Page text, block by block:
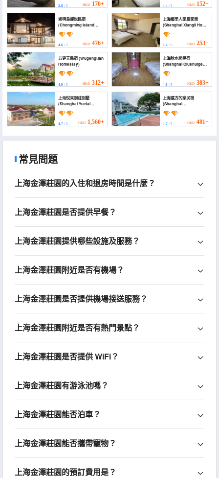
2.8 / 5 HKD 170+ 4.4/ 5 HKD 152+
崇明島蟬悅民宿
(Chongming Island
Chanyue Homestay)
4.6 / 5 HKD 476+
上海鄉里人家農家樂
(Shanghai Xiangli Home
Farmhouse)
3.4/ 5 HKD 253+
五更天民宿 (Wugengtian
Homestay)
4.9 / 5 HKD 312+
上海秋水閣民宿
(Shanghai Qiushuige
Homestay)
4.6/ 5 HKD 383+
上海悅來別莊別墅
(Shanghai Yuelai
Biezhuang Villa)
4.7 / 5 HKD 1,560+
上海遠方的家民宿
(Shanghai
Yuanfangdejia
Homestay)
4.7/ 5 HKD 481+
常見問題
上海金澤莊園的入住和退房時間是什麼？
上海金澤莊園是否提供早餐？
上海金澤莊園提供哪些設施及服務？
上海金澤莊園附近是否有機場？
上海金澤莊園是否提供機場接送服務？
上海金澤莊園附近是否有熱門景點？
上海金澤莊園是否提供 WiFi？
上海金澤莊園有游泳池嗎？
上海金澤莊園能否泊車？
上海金澤莊園能否攜帶寵物？
上海金澤莊園的預訂費用是？